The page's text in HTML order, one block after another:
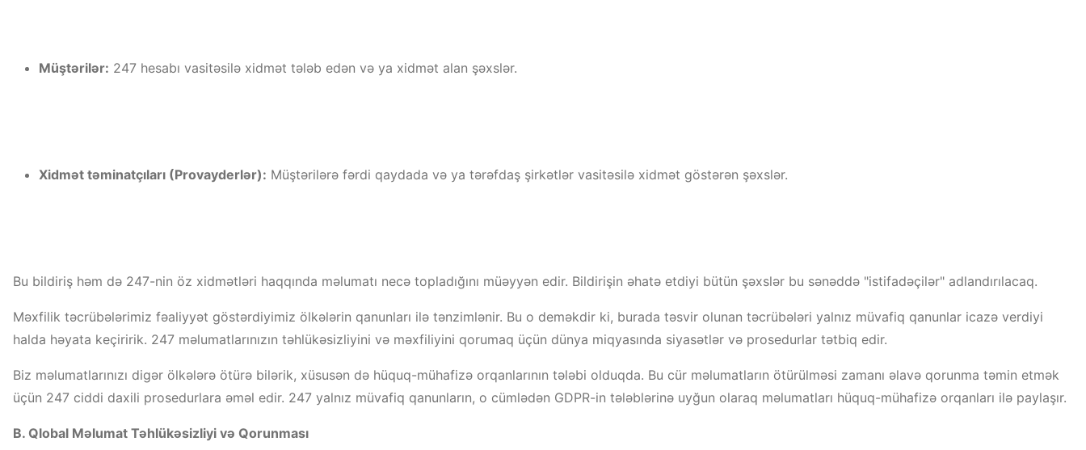
Müştərilər: 247 hesabı vasitəsilə xidmət tələb edən və ya xidmət alan şəxslər.
Xidmət təminatçıları (Provayderlər): Müştərilərə fərdi qaydada və ya tərəfdaş şirkətlər vasitəsilə xidmət göstərən şəxslər.
Bu bildiriş həm də 247-nin öz xidmətləri haqqında məlumatı necə topladığını müəyyən edir. Bildirişin əhatə etdiyi bütün şəxslər bu sənəddə "istifadəçilər" adlandırılacaq.
Məxfilik təcrübələrimiz fəaliyyət göstərdiyimiz ölkələrin qanunları ilə tənzimlənir. Bu o deməkdir ki, burada təsvir olunan təcrübələri yalnız müvafiq qanunlar icazə verdiyi
halda həyata keçiririk. 247 məlumatlarınızın təhlükəsizliyini və məxfiliyini qorumaq üçün dünya miqyasında siyasətlər və prosedurlar tətbiq edir.
Biz məlumatlarınızı digər ölkələrə ötürə bilərik, xüsusən də hüquq-mühafizə orqanlarının tələbi olduqda. Bu cür məlumatların ötürülməsi zamanı əlavə qorunma təmin etmək
üçün 247 ciddi daxili prosedurlara əməl edir. 247 yalnız müvafiq qanunların, o cümlədən GDPR-in tələblərinə uyğun olaraq məlumatları hüquq-mühafizə orqanları ilə paylaşır.
B. Qlobal Məlumat Təhlükəsizliyi və Qorunması